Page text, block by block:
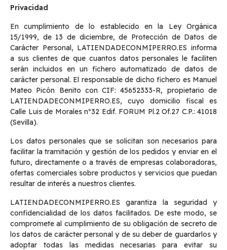
Privacidad
En cumplimiento de lo establecido en la Ley Orgánica
15/1999, de 13 de diciembre, de Protección de Datos de
Carácter Personal, LATIENDADECONMIPERRO.ES informa
a sus clientes de que cuantos datos personales le faciliten
serán incluidos en un fichero automatizado de datos de
carácter personal. El responsable de dicho fichero es Manuel
Mateo Picón Benito con CIF: 45652333-R, propietario de
LATIENDADECONMIPERRO.ES, cuyo domicilio fiscal es
Calle Luis de Morales nº32 Edif. FORUM Pl.2 Of.27 C.P.: 41018
(Sevilla).
Los datos personales que se solicitan son necesarios para
facilitar la tramitación y gestión de los pedidos y enviar en el
futuro, directamente o a través de empresas colaboradoras,
ofertas comerciales sobre productos y servicios que puedan
resultar de interés a nuestros clientes.
LATIENDADECONMIPERRO.ES garantiza la seguridad y
confidencialidad de los datos facilitados. De este modo, se
compromete al cumplimiento de su obligación de secreto de
los datos de carácter personal y de su deber de guardarlos y
adoptar todas las medidas necesarias para evitar su